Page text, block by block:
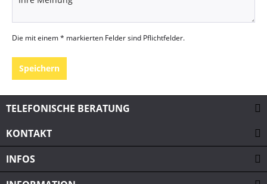
Die mit einem * markierten Felder sind Pflichtfelder.
Speichern
TELEFONISCHE BERATUNG
KONTAKT
INFOS